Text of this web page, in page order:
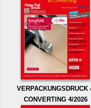
VERPACKUNGSDRUCK
CONVERTING 4/2026